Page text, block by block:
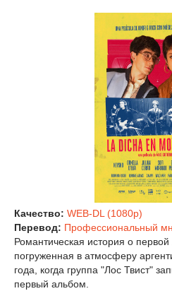
Качество: WEB-DL (1080p)
Перевод: Профессиональный
Романтическая история о
погруженная в атмосферу
года, когда группа "Лос Твист"
первый альбом.